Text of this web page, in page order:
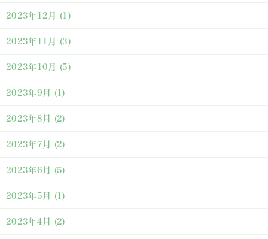
2023年12月 (1)
2023年11月 (3)
2023年10月 (5)
2023年9月 (1)
2023年8月 (2)
2023年7月 (2)
2023年6月 (5)
2023年5月 (1)
2023年4月 (2)